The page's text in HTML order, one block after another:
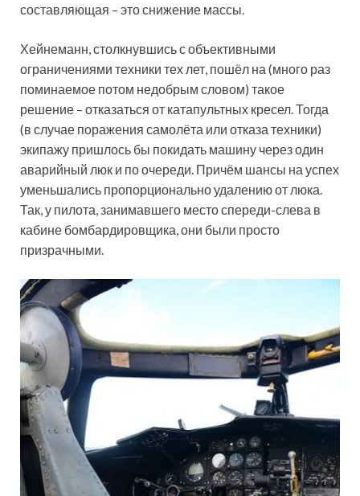
составляющая – это снижение массы.
Хейнеманн, столкнувшись с объективными
ограничениями техники тех лет, пошёл на (много раз
поминаемое потом недобрым словом) такое
решение – отказаться от катапультных кресел. Тогда
(в случае поражения самолёта или отказа техники)
экипажу пришлось бы покидать машину через один
аварийный люк и по очереди. Причём шансы на успех
уменьшались пропорционально удалению от люка.
Так, у пилота, занимавшего место спереди-слева в
кабине бомбардировщика, они были просто
призрачными.